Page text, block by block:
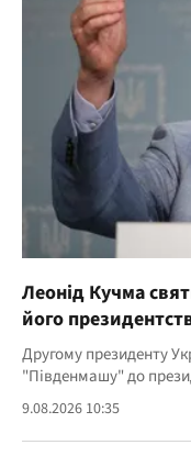
Леонід Кучма
його
Другому президенту
"Південмашу" до
9.08.2026 10:35